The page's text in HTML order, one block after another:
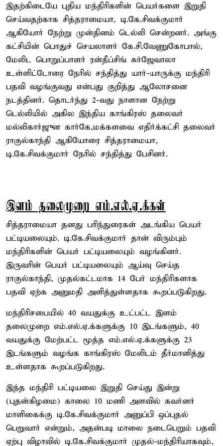
இதற்கிடையே புதிய மந்திரிகளின் பெயர்களை இறுதி
செய்வதற்காக சித்தராமையா, டி.கே.சிவக்குமார்
ஆகியோர் நேற்று முன்தினம் டெல்லி சென்றனர். அங்கு
கட்சியின் பொதுச் செயலாளர் கே.சி.வேணுகோபால்,
மேலிட பொறுப்பாளர் ரன்தீப்சிங் சுர்ஜேவாலா
உள்ளிட்டோரை நேரில் சந்தித்து யார்-யாருக்கு மந்திரி
பதவி வழங்குவது என்பது குறித்து ஆலோசனை
நடத்தினர். தொடர்ந்து 2-வது நாளான நேற்று
டெல்லியில் அகில இந்திய காங்கிரஸ் தலைவர்
மல்லிகார்ஜுன கார்கே,மக்களவை எதிர்க்கட்சி தலைவர்
ராகுல்காந்தி ஆகியோரை சித்தராமையா,
டி.கே.சிவக்குமார் நேரில் சந்தித்து பேசினர்.
இளம் தலைமுறை எம்.எல்.ஏ.க்கள்
சித்தராமையா தனது பரிந்துரைகள் அடங்கிய பெயர்
பட்டியலையும். டி.கே.சிவக்குமார் தான் விரும்பும்
மந்திரிகளின் பெயர் பட்டியலையும் வழங்கினர்.
இருவரின் பெயர் பட்டியலையும் ஆய்வு செய்த
ராகுல்காந்தி, முதல்கட்டமாக 14 பேர் மந்திரிகளாக
பதவி ஏற்க அனுமதி அளித்துள்ளதாக கூறப்படுகிறது.
மந்திரிசபையில் 40 வயதுக்கு உட்பட்ட இளம்
தலைமுறை எம்.எல்.ஏ.க்களுக்கு 10 இடங்களும், 40
வயதுக்கு மேற்பட்ட மூத்த எம்.எல்.ஏ.க்களுக்கு 23
இடங்களும் வழங்க காங்கிரஸ் மேலிடம் தீர்மானித்து
உள்ளதாக கூறப்படுகிறது.
இந்த மந்திரி பட்டியலை இறுதி செய்து இன்று
(புதன்கிழமை) காலை 10 மணி அளவில் கவர்னர்
மாளிகைக்கு டி.கே.சிவக்குமார் அனுப்பி ஒப்புதல்
பெறுவார் என்றும், அதன்படி மாலை நடைபெறும் பதவி
ஏற்பு விழாவில் டி.கே.சிவக்குமார் முதல்-மந்திரியாகவும்,